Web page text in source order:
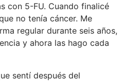
con 5-FU. Cuando finalicé
no tenía cáncer. Me
regular durante seis años,
y ahora las hago cada
sentí después del